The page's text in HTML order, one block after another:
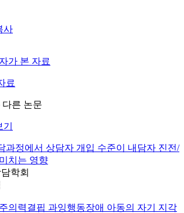
사
가 본 자료
료
른 논문
과정에서 상담자 개입 수준이 내담자 진전/
치는 영향
학회
의력결핍 과잉행동장애 아동의 자기 지각